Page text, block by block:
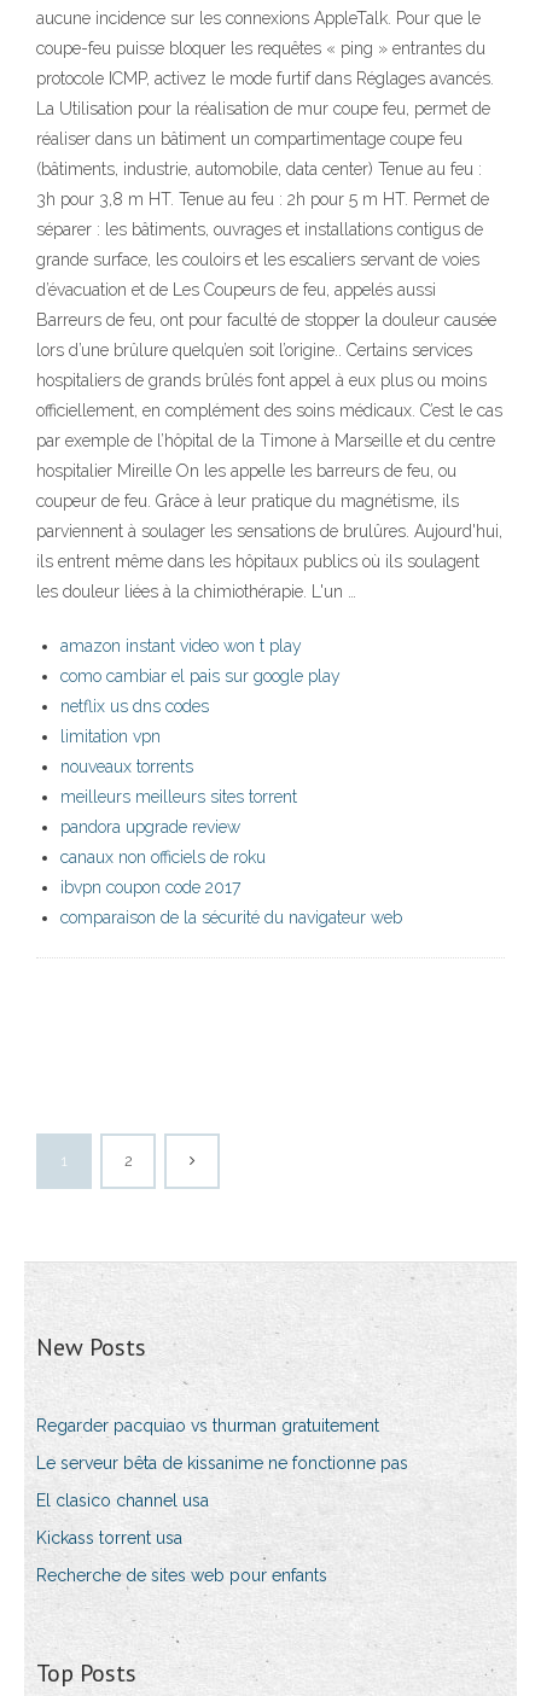
aucune incidence sur les connexions AppleTalk. Pour que le
coupe-feu puisse bloquer les requêtes « ping » entrantes du
protocole ICMP, activez le mode furtif dans Réglages avancés.
La Utilisation pour la réalisation de mur coupe feu, permet de
réaliser dans un bâtiment un compartimentage coupe feu
(bâtiments, industrie, automobile, data center) Tenue au feu :
3h pour 3,8 m HT. Tenue au feu : 2h pour 5 m HT. Permet de
séparer : les bâtiments, ouvrages et installations contigus de
grande surface, les couloirs et les escaliers servant de voies
d’évacuation et de Les Coupeurs de feu, appelés aussi
Barreurs de feu, ont pour faculté de stopper la douleur causée
lors d’une brûlure quelqu’en soit l’origine.. Certains services
hospitaliers de grands brûlés font appel à eux plus ou moins
officiellement, en complément des soins médicaux. C’est le cas
par exemple de l’hôpital de la Timone à Marseille et du centre
hospitalier Mireille On les appelle les barreurs de feu, ou
coupeur de feu. Grâce à leur pratique du magnétisme, ils
parviennent à soulager les sensations de brulûres. Aujourd'hui,
ils entrent même dans les hôpitaux publics où ils soulagent
les douleur liées à la chimiothérapie. L'un …
amazon instant video won t play
como cambiar el pais sur google play
netflix us dns codes
limitation vpn
nouveaux torrents
meilleurs meilleurs sites torrent
pandora upgrade review
canaux non officiels de roku
ibvpn coupon code 2017
comparaison de la sécurité du navigateur web
1 2
New Posts
Regarder pacquiao vs thurman gratuitement
Le serveur bêta de kissanime ne fonctionne pas
El clasico channel usa
Kickass torrent usa
Recherche de sites web pour enfants
Top Posts